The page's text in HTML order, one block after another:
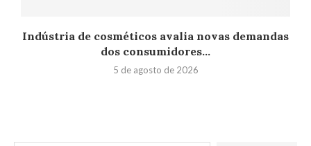
Indústria de cosméticos avalia novas demandas
dos consumidores...
5 de agosto de 2026